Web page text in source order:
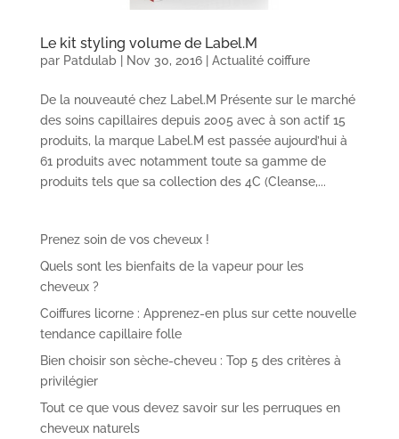
Le kit styling volume de Label.M
par Patdulab| Nov 30, 2016| Actualité coiffure
De la nouveauté chez Label.M Présente sur le marché
des soins capillaires depuis 2005 avec à son actif 15
produits, la marque Label.M est passée aujourd’hui à
61 produits avec notamment toute sa gamme de
produits tels que sa collection des 4C (Cleanse,...
Prenez soin de vos cheveux !
Quels sont les bienfaits de la vapeur pour les
cheveux ?
Coiffures licorne : Apprenez-en plus sur cette nouvelle
tendance capillaire folle
Bien choisir son sèche-cheveu : Top 5 des critères à
privilégier
Tout ce que vous devez savoir sur les perruques en
cheveux naturels